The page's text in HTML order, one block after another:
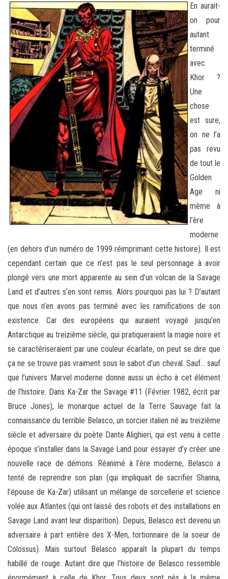
En aurait-
on pour
autant
terminé
avec
Khor ?
Une
chose
est sure,
on ne l’a
pas revu
de tout le
Golden
Age ni
même à
l’ère
moderne
(en dehors d’un numéro de 1999 réimprimant cette histoire). Il est
cependant certain que ce n’est pas le seul personnage à avoir
plongé vers une mort apparente au sein d’un volcan de la Savage
Land et d’autres s’en sont remis. Alors pourquoi pas lui ? D’autant
que nous n’en avons pas terminé avec les ramifications de son
existence. Car des européens qui auraient voyagé jusqu’en
Antarctique au treizième siècle, qui pratiqueraient la magie noire et
se caractériseraient par une couleur écarlate, on peut se dire que
ça ne se trouve pas vraiment sous le sabot d’un cheval. Sauf… sauf
que l’univers Marvel moderne donne aussi un écho à cet élément
de l’histoire. Dans Ka-Zar the Savage #11 (Février 1982, écrit par
Bruce Jones), le monarque actuel de la Terre Sauvage fait la
connaissance du terrible Belasco, un sorcier italien né au treizième
siècle et adversaire du poète Dante Alighieri, qui est venu à cette
époque s’installer dans la Savage Land pour essayer d’y créer une
nouvelle race de démons. Réanimé à l’ère moderne, Belasco a
tenté de reprendre son plan (qui impliquait de sacrifier Shanna,
l’épouse de Ka-Zar) utilisant un mélange de sorcellerie et science
volée aux Atlantes (qui ont laissé des robots et des installations en
Savage Land avant leur disparition). Depuis, Belasco est devenu un
adversaire à part entière des X-Men, tortionnaire de la soeur de
Colossus). Mais surtout Belasco apparaît la plupart du temps
habillé de rouge. Autant dire que l’histoire de Belasco ressemble